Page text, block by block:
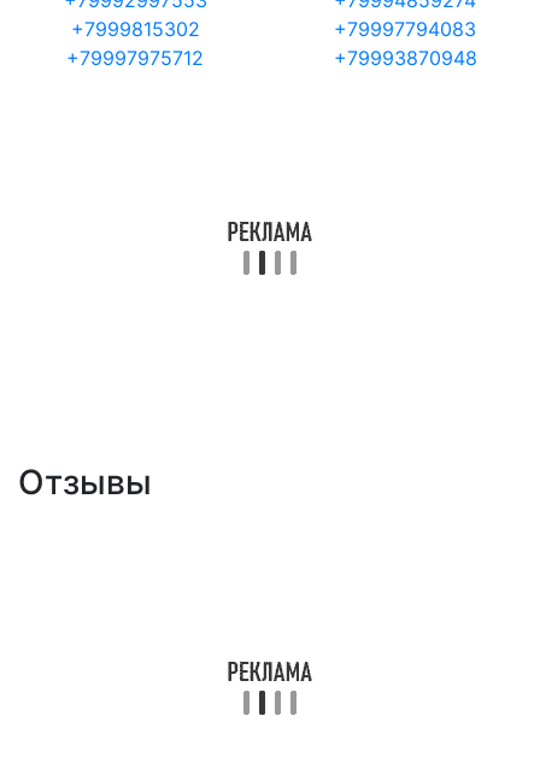
+7999815302
+79997794083
+79997975712
+79993870948
Отзывы